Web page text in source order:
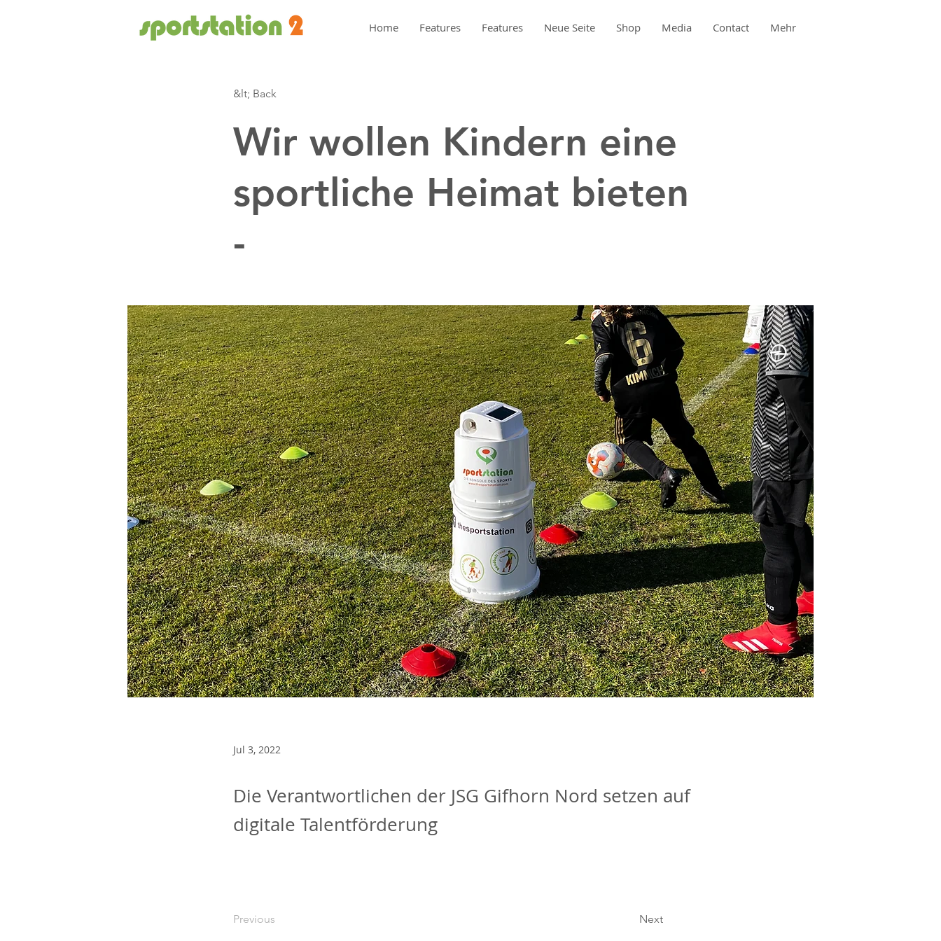
Home Features Features Neue Seite Shop Media Contact Mehr
&lt; Back
Wir wollen Kindern eine
sportliche Heimat bieten
-
Jul 3, 2022
Die Verantwortlichen der JSG Gifhorn Nord setzen auf
digitale Talentförderung
Previous Next